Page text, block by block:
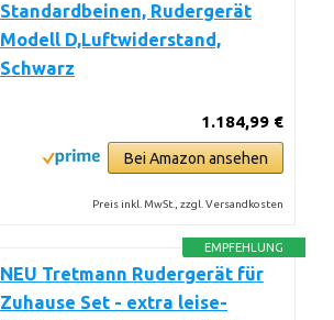
Standardbeinen, Rudergerät
Modell D,Luftwiderstand,
Schwarz
1.184,99 €
Bei Amazon ansehen
Preis inkl. MwSt., zzgl. Versandkosten
EMPFEHLUNG
NEU Tretmann Rudergerät für
Zuhause Set - extra leise-